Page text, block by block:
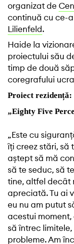
organizat de
continuă cu ce-
Lilienfeld.
Haide la
proiectului său
timp de două
coregrafului
Proiect rezidență:
„Eighty Five
„Este cu
îți creez stări, să
aștept să mă
să te seduc, să
tine, altfel decât
apreciată. Tu ai
eu nu am putut
acestui moment,
să întrec
probleme. Am